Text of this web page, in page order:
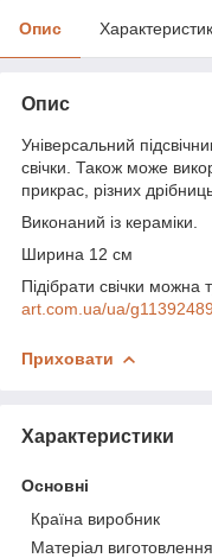
Опис
Опис
Універсальний
свічки. Також може
прикрас, різних
Виконаний із кераміки.
Ширина 12 см
Підібрати свічки можна
art.com.ua/ua/
Приховати
Характеристики
Основні
Країна виробник
Матеріал виготовлення